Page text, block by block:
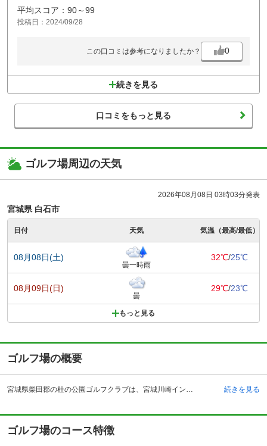
平均スコア：90～99
投稿日：2024/09/28
この口コミは参考になりましたか？ 0
続きを見る
口コミをもっと見る
ゴルフ場周辺の天気
2026年08月08日 03時03分発表
宮城県 白石市
日付 天気 気温（最高/最低）
08月08日(土)
曇一時雨
32℃/25℃
08月09日(日)
曇
29℃/23℃
もっと見る
ゴルフ場の概要
宮城県柴田郡の杜の公園ゴルフクラブは、宮城川崎インターチェンジから車で約11分、仙台駅からタクシーで約40分の場所にあるゴルフ場です。仙台からのアクセスも絶好なことから、宮城県や近隣県のゴルファーが訪れます。平成7年に開場した歴史をもち、充実のときを迎えています。クラブハウスは、眺望のひらけた小高い丘に瀟洒な佇まい。シックでシンプルなデザインコンセプトが、周辺の自然とのハーモニーを醸し出しています。1階は、シックなタイル貼り、2階は自然光が注ぎ込まれる明るい空間。眺望の素晴らしいレストラン、プロショップ、100名が収容できるレセプションルームや、女性ゴルファーのためのドレッシングルーム付きの浴場もあります。 続きを見る
ゴルフ場のコース特徴